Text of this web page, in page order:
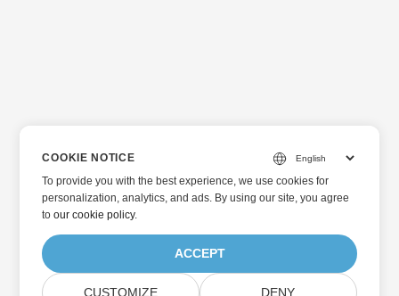
COOKIE NOTICE
To provide you with the best experience, we use cookies for
personalization, analytics, and ads. By using our site, you agree
toour cookie policy.
ACCEPT
CUSTOMIZE DENY